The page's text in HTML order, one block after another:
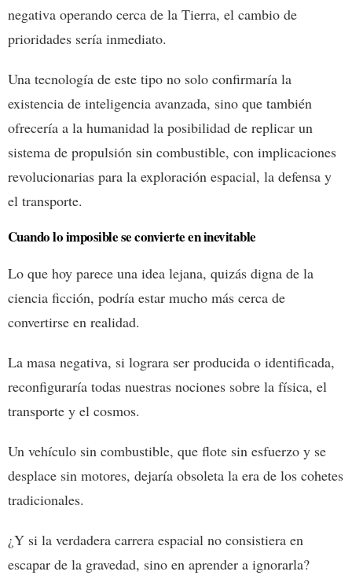
negativa operando cerca de la Tierra, el cambio de
prioridades sería inmediato.
Una tecnología de este tipo no solo confirmaría la
existencia de inteligencia avanzada, sino que también
ofrecería a la humanidad la posibilidad de replicar un
sistema de propulsión sin combustible, con implicaciones
revolucionarias para la exploración espacial, la defensa y
el transporte.
Cuando lo imposible se convierte en inevitable
Lo que hoy parece una idea lejana, quizás digna de la
ciencia ficción, podría estar mucho más cerca de
convertirse en realidad.
La masa negativa, si lograra ser producida o identificada,
reconfiguraría todas nuestras nociones sobre la física, el
transporte y el cosmos.
Un vehículo sin combustible, que flote sin esfuerzo y se
desplace sin motores, dejaría obsoleta la era de los cohetes
tradicionales.
¿Y si la verdadera carrera espacial no consistiera en
escapar de la gravedad, sino en aprender a ignorarla?